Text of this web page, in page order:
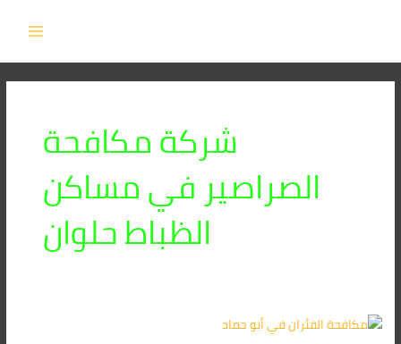
شركة مكافحة
الصراصير في مساكن
الظباط حلوان
افضل